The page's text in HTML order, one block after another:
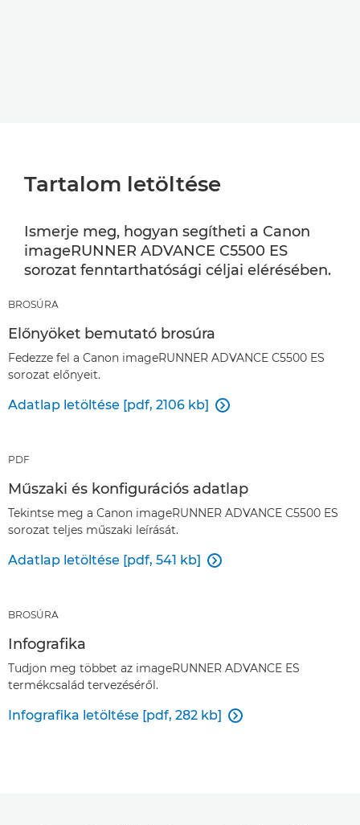
Tartalom letöltése
Ismerje meg, hogyan segítheti a Canon
imageRUNNER ADVANCE C5500 ES
sorozat fenntarthatósági céljai elérésében.
BROSÚRA
Előnyöket bemutató brosúra
Fedezze fel a Canon imageRUNNER ADVANCE C5500 ES
sorozat előnyeit.
Adatlap letöltése [pdf, 2106 kb] 
PDF
Műszaki és konfigurációs adatlap
Tekintse meg a Canon imageRUNNER ADVANCE C5500 ES
sorozat teljes műszaki leírását.
Adatlap letöltése [pdf, 541 kb] 
BROSÚRA
Infografika
Tudjon meg többet az imageRUNNER ADVANCE ES
termékcsalád tervezéséről.
Infografika letöltése [pdf, 282 kb] 